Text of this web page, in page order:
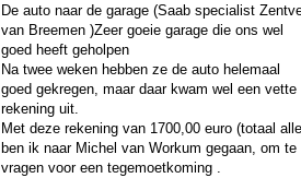
De auto naar de garage (Saab specialist
van Breemen )Zeer goeie garage die ons wel
goed heeft geholpen
Na twee weken hebben ze de auto helemaal
goed gekregen, maar daar kwam wel een vette
rekening uit.
Met deze rekening van 1700,00 euro (totaal
ben ik naar Michel van Workum gegaan, om te
vragen voor een tegemoetkoming .